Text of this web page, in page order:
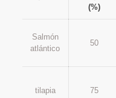
(%)
Salmón
atlántico
50
tilapia 75